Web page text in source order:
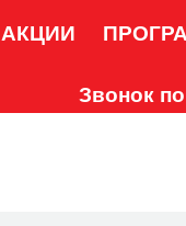
АКЦИИ
Звонок